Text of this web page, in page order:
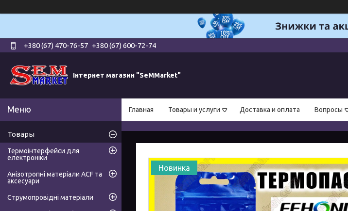
+380 (67) 470-76-57 +380 (67) 600-72-74
Інтернет магазин "SeMMarket"
Главная Товары и услуги Доставка и оплата Вопросы
Новинка
Товары
Термоінтерфейси для
електроніки
Анізотропні матеріали ACF та
аксесуари
Струмопровідні матеріали